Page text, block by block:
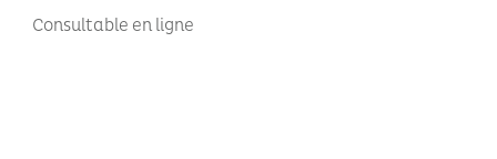
Consultable en ligne